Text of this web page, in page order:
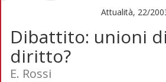
Attualità, 22/
Dibattito: unioni
diritto?
E. Rossi